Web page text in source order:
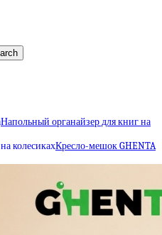
Напольный органайзер для книг на
Кресло-мешок GHENTA